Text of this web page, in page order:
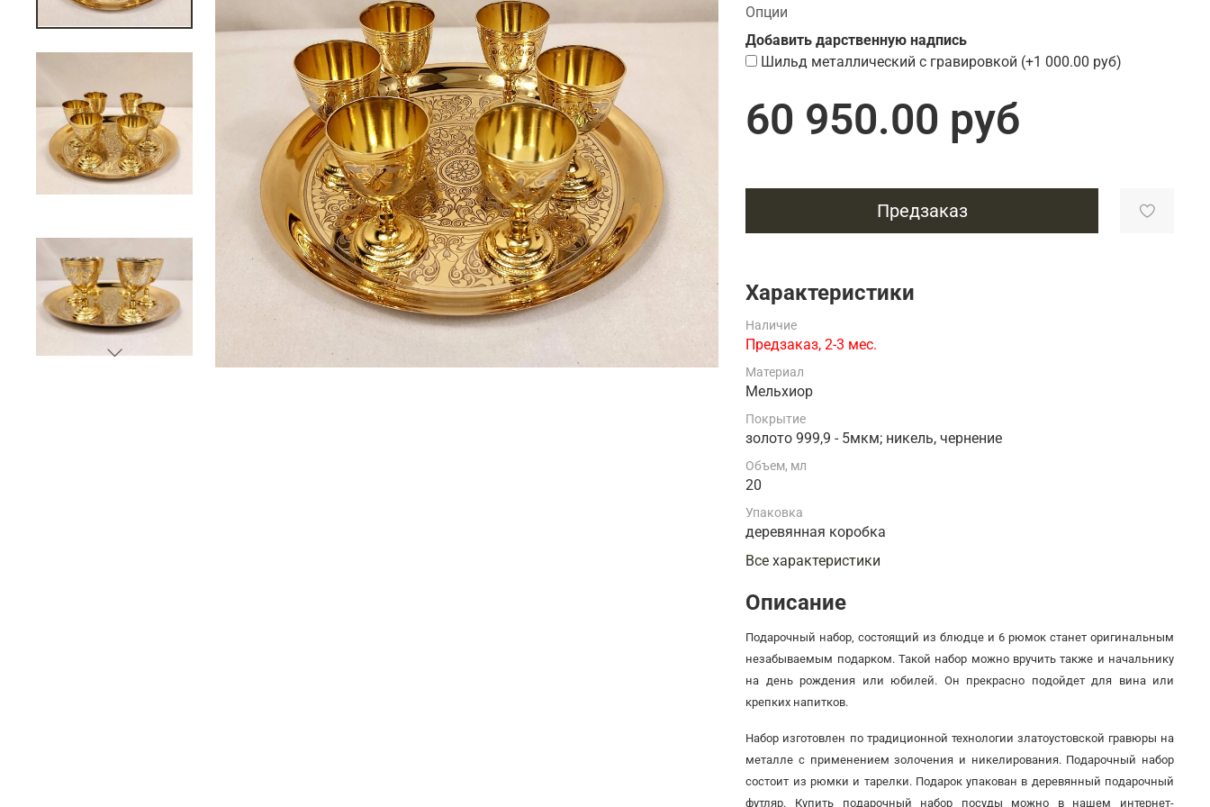
Подарки банковскому работнику
Подарки брокеру
Подарки директору/руководителю
Подарки страховщику
Подарки строителю
Подарки учителю
Опции
Добавить дарственную надпись
Шильд металлический с гравировкой (+1 000.00 руб)
60 950.00 руб
Предзаказ
Характеристики
Наличие
Предзаказ, 2-3 мес.
Материал
Мельхиор
Покрытие
золото 999,9 - 5мкм; никель, чернение
Объем, мл
20
Упаковка
деревянная коробка
Все характеристики
Описание
Подарочный набор, состоящий из блюдце и 6 рюмок станет оригинальным
незабываемым подарком. Такой набор можно вручить также и начальнику
на день рождения или юбилей. Он прекрасно подойдет для вина или
крепких напитков.
Набор изготовлен по традиционной технологии златоустовской гравюры на
металле с применением золочения и никелирования. Подарочный набор
состоит из рюмки и тарелки. Подарок упакован в деревянный подарочный
футляр. Купить подарочный набор посуды можно в нашем интернет-